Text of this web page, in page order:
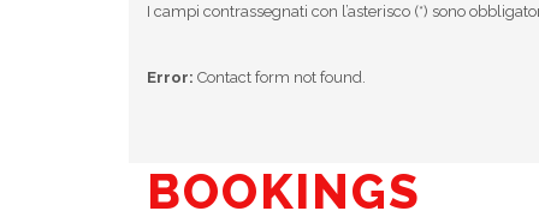
I campi contrassegnati con l’asterisco (*) sono
Error: Contact form not found.
BOOKINGS